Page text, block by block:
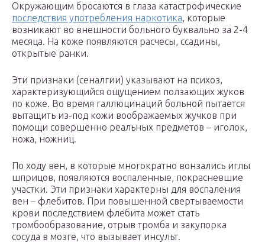
Окружающим бросаются в глаза катастрофические
последствия употребления наркотика, которые
возникают во внешности больного буквально за 2-4
месяца. На коже появляются расчесы, ссадины,
открытые ранки.
Эти признаки (сеналгии) указывают на психоз,
характеризующийся ощущением ползающих жуков
по коже. Во время галлюцинаций больной пытается
вытащить из-под кожи воображаемых жучков при
помощи совершенно реальных предметов – иголок,
ножа, ножниц.
По ходу вен, в которые многократно вонзались иглы
шприцов, появляются воспаленные, покрасневшие
участки. Эти признаки характерны для воспаления
вен – флебитов. При повышенной свертываемости
крови последствием флебита может стать
тромбообразование, отрыв тромба и закупорка
сосуда в мозге, что вызывает инсульт.